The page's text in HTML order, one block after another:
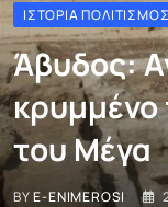
ΙΣΤΟΡΊΑ ΠΟΛΙΤΙΣΜΌΣ
Άβυδος:
κρυμμένο
του Μέγα
BYE-ENIMEROSI